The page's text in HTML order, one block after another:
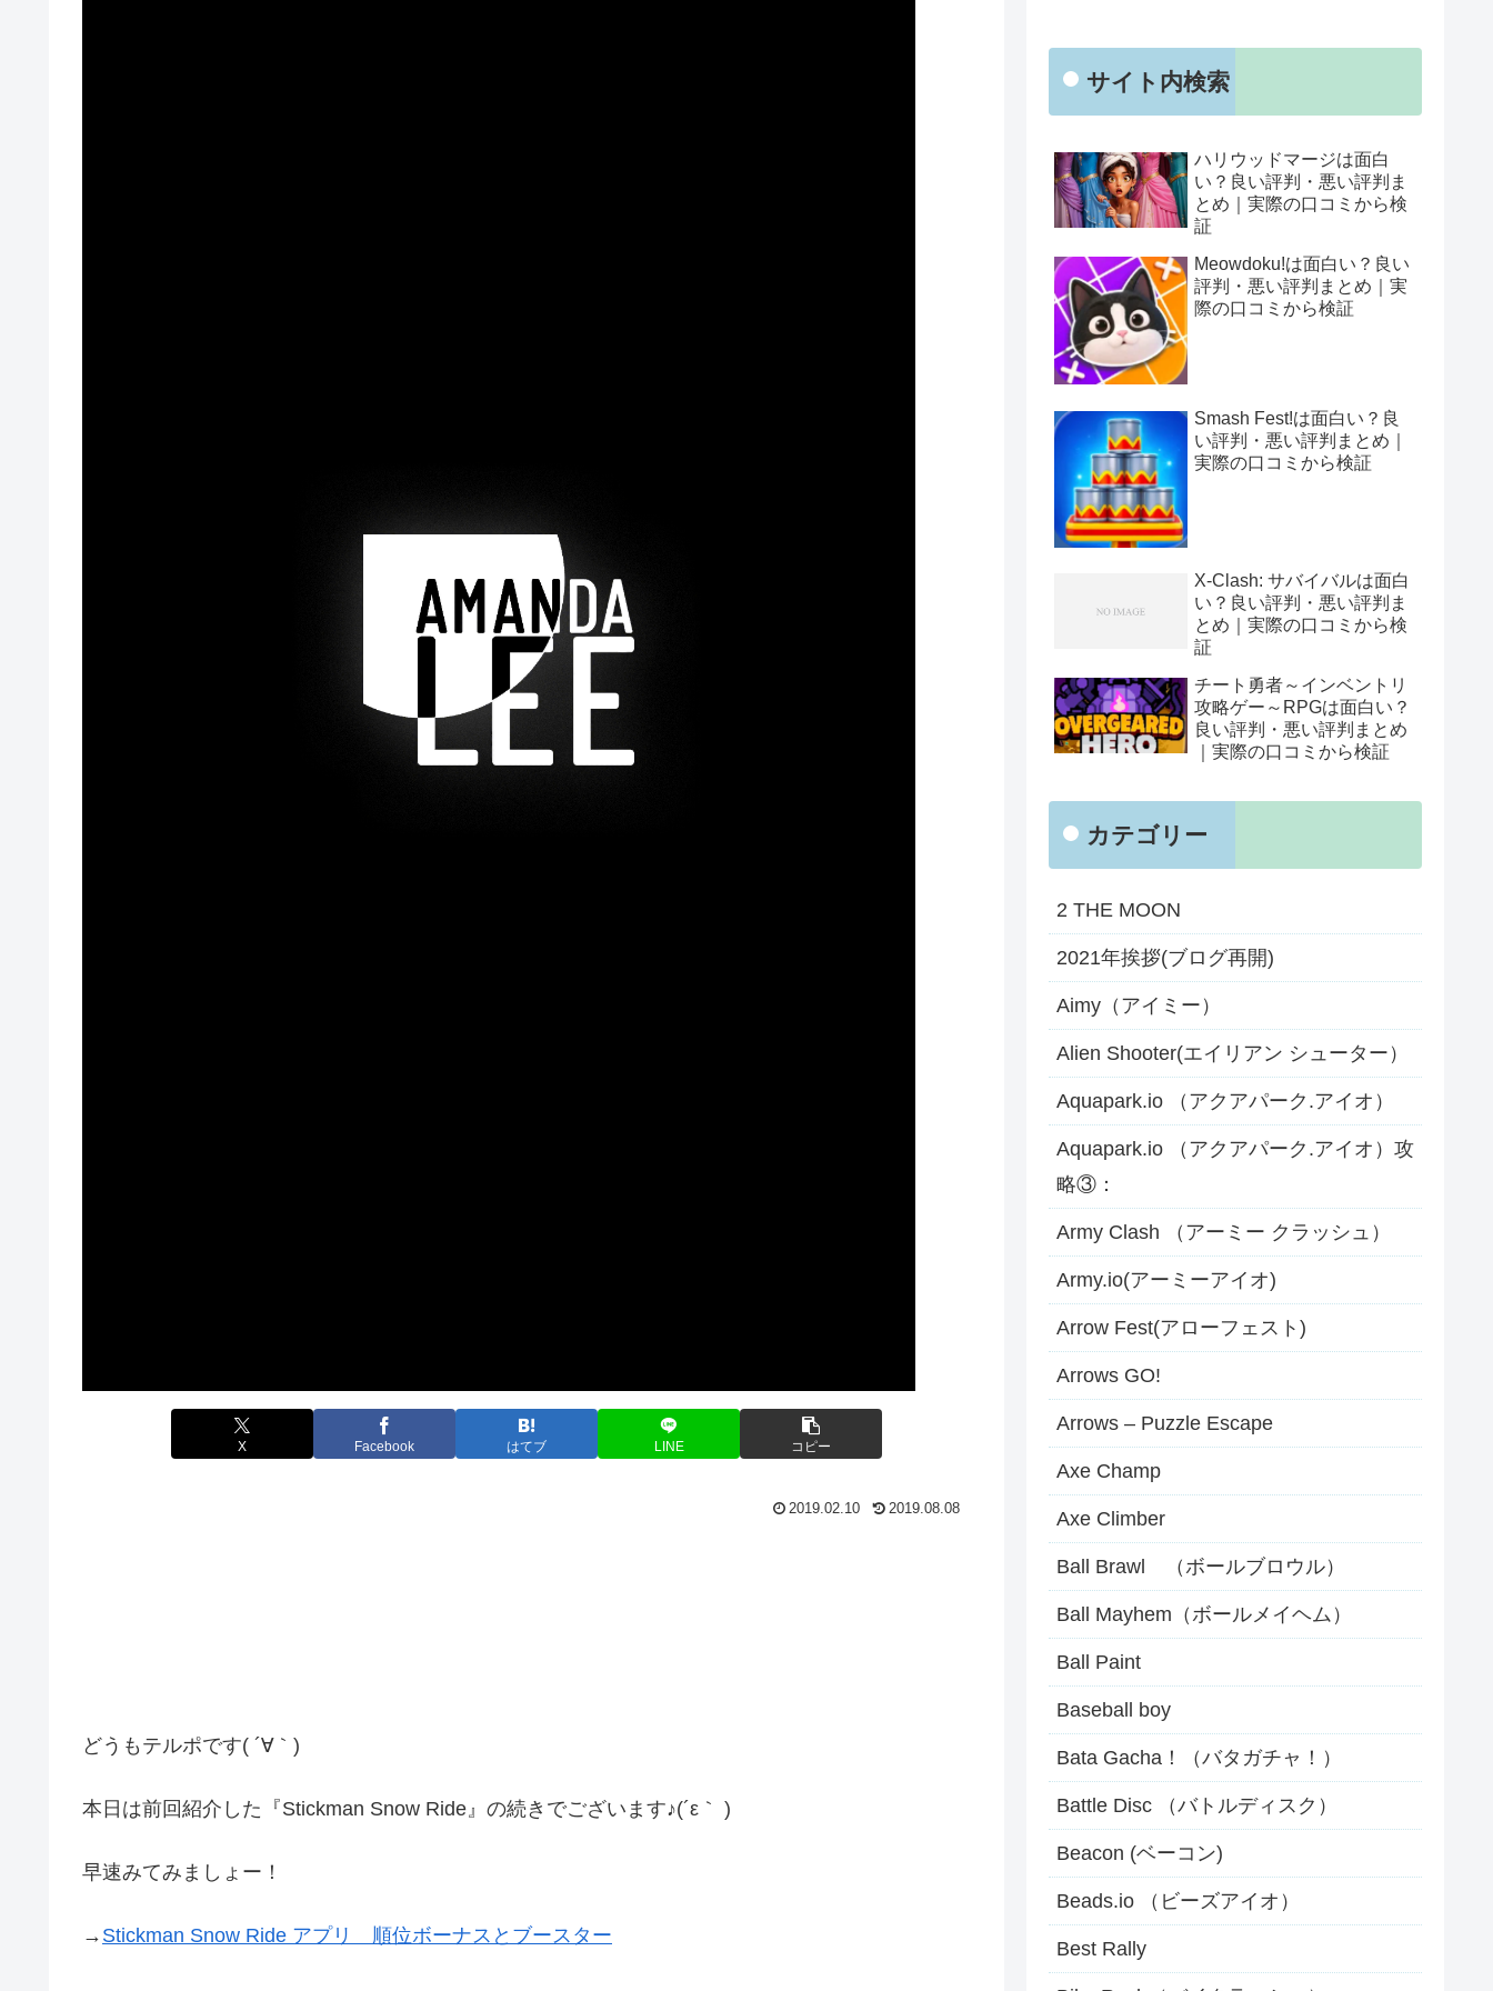
X Facebook はてブ LINE コピー
2019.02.10 2019.08.08
どうもテルポです( ´∀｀)
本日は前回紹介した『Stickman Snow Ride』の続きでございます♪(´ε｀ )
早速みてみましょー！
→ Stickman Snow Ride アプリ 順位ボーナスとブースター
サイト内検索
ハリウッドマージは面白
い？良い評判・悪い評判ま
とめ｜実際の口コミから検
証
Meowdoku!は面白い？良い
評判・悪い評判まとめ｜実
際の口コミから検証
Smash Fest!は面白い？良
い評判・悪い評判まとめ｜
実際の口コミから検証
X-Clash: サバイバルは面白
い？良い評判・悪い評判ま
とめ｜実際の口コミから検
証
チート勇者～インベントリ
攻略ゲー～RPGは面白い？
良い評判・悪い評判まとめ
｜実際の口コミから検証
カテゴリー
2 THE MOON
2021年挨拶(ブログ再開)
Aimy（アイミー）
Alien Shooter(エイリアン シューター）
Aquapark.io （アクアパーク.アイオ）
Aquapark.io （アクアパーク.アイオ）攻
略③：
Army Clash （アーミー クラッシュ）
Army.io(アーミーアイオ)
Arrow Fest(アローフェスト)
Arrows GO!
Arrows – Puzzle Escape
Axe Champ
Axe Climber
Ball Brawl （ボールブロウル）
Ball Mayhem（ボールメイヘム）
Ball Paint
Baseball boy
Bata Gacha！（バタガチャ！）
Battle Disc （バトルディスク）
Beacon (ベーコン)
Beads.io （ビーズアイオ）
Best Rally